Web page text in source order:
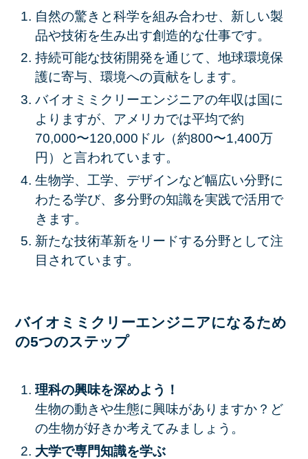
自然の驚きと科学を組み合わせ、新しい製
品や技術を生み出す創造的な仕事です。
持続可能な技術開発を通じて、地球環境保
護に寄与、環境への貢献をします。
バイオミミクリーエンジニアの年収は国に
よりますが、アメリカでは平均で約
70,000〜120,000ドル（約800〜1,400万
円）と言われています。
生物学、工学、デザインなど幅広い分野に
わたる学び、多分野の知識を実践で活用で
きます。
新たな技術革新をリードする分野として注
目されています。
バイオミミクリーエンジニアになるため
の5つのステップ
理科の興味を深めよう！
生物の動きや生態に興味がありますか？ど
の生物が好きか考えてみましょう。
大学で専門知識を学ぶ